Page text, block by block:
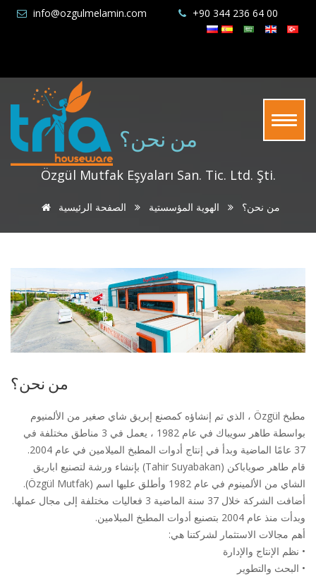
info@ozgulmelamin.com +90 344 236 64 00
من نحن؟
Özgül Mutfak Eşyaları San. Tic. Ltd. Şti.
الصفحة الرئيسية الهوية المؤسستية من نحن؟
من نحن؟
مطبخ Özgül ، الذي تم إنشاؤه كمصنع إبريق شاي صغير من الألمنيوم
بواسطة طاهر سويباك في عام 1982 ، يعمل في 3 مناطق مختلفة في
37 عامًا الماضية وبدأ في إنتاج أدوات المطبخ الميلامين في عام 2004.
قام طاهر صوياباكن (Tahir Suyabakan) بإنشاء ورشة لتصنيع اباريق
الشاي من الألمينوم في عام 1982 وأطلق عليها اسم (Özgül Mutfak).
أضافت الشركة خلال 37 سنة الماضية 3 فعاليات مختلفة إلى مجال عملها.
وبدأت منذ عام 2004 بتصنيع أدوات المطبخ المبلامين.
أهم مجالات الاستثمار لشركتنا هي:
• نظم الإنتاج والإدارة
• البحث والتطوير